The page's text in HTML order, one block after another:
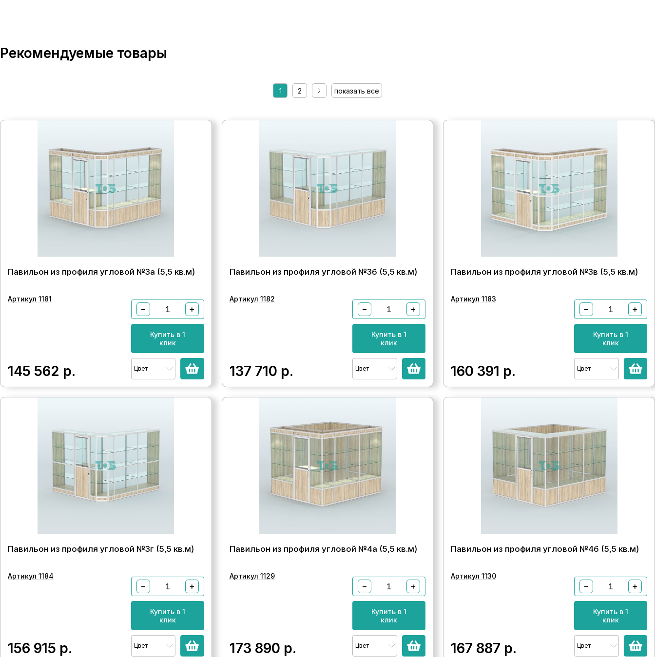
Рекомендуемые товары
1 2 показать все
Павильон из профиля угловой №3а (5,5 кв.м)
Артикул 1181
145 562 р.
− +
Купить в 1
клик
Цвет
Павильон из профиля угловой №3б (5,5 кв.м)
Артикул 1182
137 710 р.
− +
Купить в 1
клик
Цвет
Павильон из профиля угловой №3в (5,5 кв.м)
Артикул 1183
160 391 р.
− +
Купить в 1
клик
Цвет
Павильон из профиля угловой №3г (5,5 кв.м)
Артикул 1184
156 915 р.
− +
Купить в 1
клик
Цвет
Павильон из профиля угловой №4а (5,5 кв.м)
Артикул 1129
173 890 р.
− +
Купить в 1
клик
Цвет
Павильон из профиля угловой №4б (5,5 кв.м)
Артикул 1130
167 887 р.
− +
Купить в 1
клик
Цвет